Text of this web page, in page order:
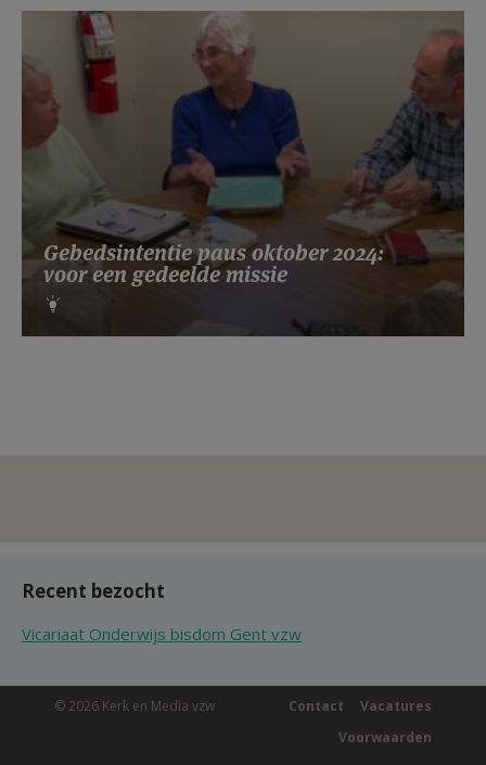
Gebedsintentie paus oktober 2024:
voor een gedeelde missie
Recent bezocht
Vicariaat Onderwijs bisdom Gent vzw
© 2026 Kerk en Media vzw Vacatures
Contact
Voorwaarden